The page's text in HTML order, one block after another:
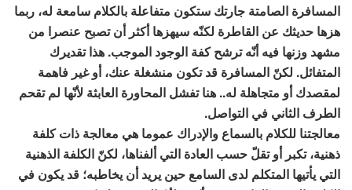
المسافرة الصامتة جارتك ستكون متفاعلة بالكلام سامعة له، ربما
هزها حديثك عن القاطرة لكنّه سيهزها أكثر أن تصبح عنصرا من
مشهد وزنها فيه أنّه ترشح كفة الوجود الموجب. هذا تقديرك
المتفائل. لكنّ المسافرة قد تكون منشغلة عنك، أو غير فاهمة
لمقصدك أو متجاهلة له.. هنا تفشل المحاورة العابثة لأنّها لم تقحم
الطرف الثاني في التواصل.
معالجتنا للكلام بالسماع والإدراك عموما هي معالجة ذات كلفة
ذهنية، تكبر أو تقلّ حسب العادة التي ألفناها، لكنّ الكلفة الذهنية
التي يأتيها المتكلم لدى السامع حين يريد أن يخاطبه؛ قد يكون في